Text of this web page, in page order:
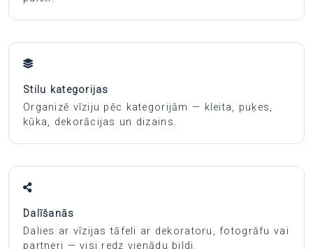
Stilu kategorijas
Organizē vīziju pēc kategorijām — kleita, puķes,
kūka, dekorācijas un dizains.
Dalīšanās
Dalies ar vīzijas tāfeli ar dekoratoru, fotogrāfu vai
partneri — visi redz vienādu bildi.